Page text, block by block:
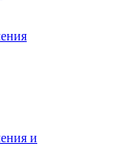
и